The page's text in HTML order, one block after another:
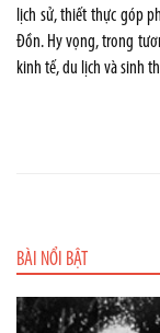
lịch sử, thiết thực góp
Đồn. Hy vọng, trong
kinh tế, du lịch và sinh
BÀI NỔI BẬT